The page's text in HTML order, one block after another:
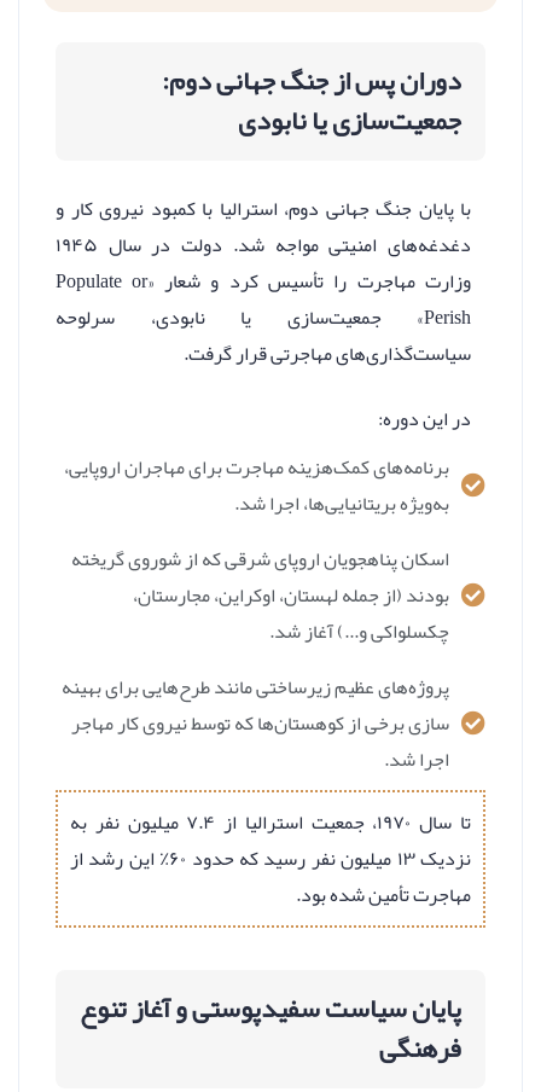
دوران پس از جنگ جهانی دوم:
جمعیت‌سازی یا نابودی
با پایان جنگ جهانی دوم، استرالیا با کمبود نیروی کار و
دغدغه‌های امنیتی مواجه شد. دولت در سال ۱۹۴۵
وزارت مهاجرت را تأسیس کرد و شعار «Populate or
Perish» جمعیت‌سازی یا نابودی، سرلوحه
سیاست‌گذاری‌های مهاجرتی قرار گرفت.
در این دوره:
برنامه‌های کمک‌هزینه مهاجرت برای مهاجران اروپایی،
به‌ویژه بریتانیایی‌ها، اجرا شد.
اسکان پناهجویان اروپای شرقی که از شوروی گریخته
بودند (از جمله لهستان، اوکراین، مجارستان،
چکسلواکی و...) آغاز شد.
پروژه‌های عظیم زیرساختی مانند طرح‌هایی برای بهینه
سازی برخی از کوهستان‌ها که توسط نیروی کار مهاجر
اجرا شد.
تا سال ۱۹۷۰، جمعیت استرالیا از ۷.۴ میلیون نفر به
نزدیک ۱۳ میلیون نفر رسید که حدود ۶۰٪ این رشد از
مهاجرت تأمین شده بود.
پایان سیاست سفیدپوستی و آغاز تنوع
فرهنگی